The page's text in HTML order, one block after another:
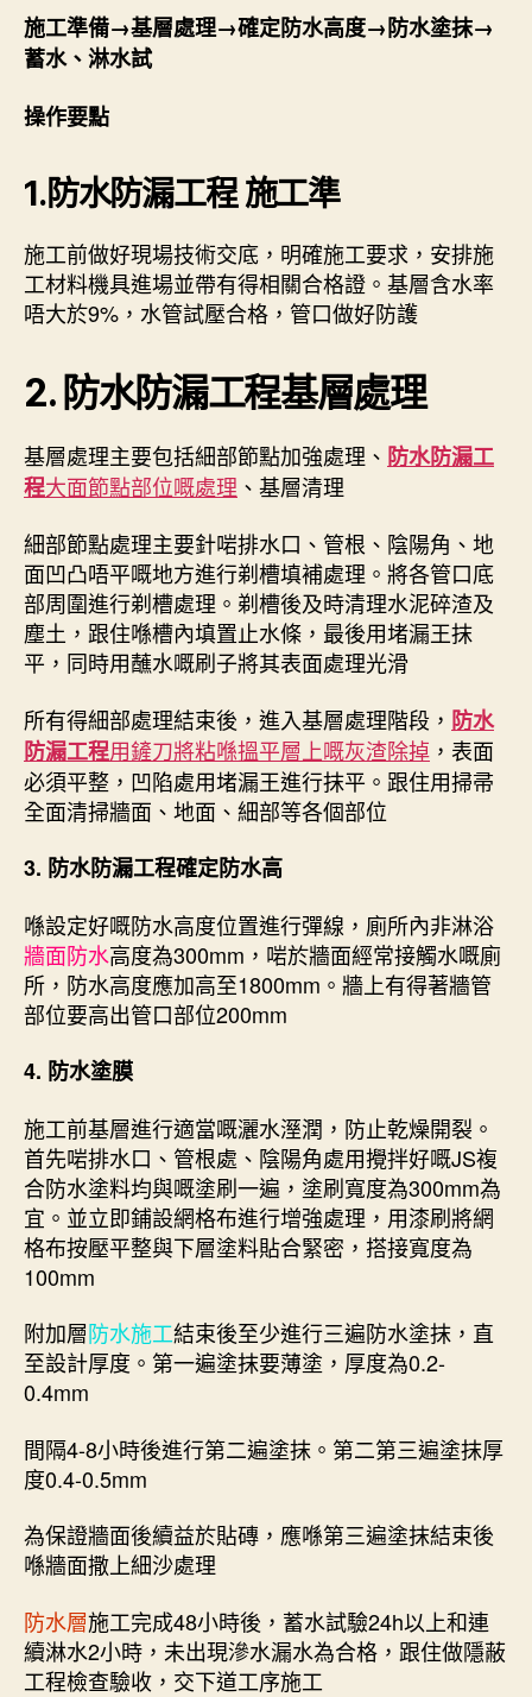
施工準備→基層處理→確定防水高度→防水塗抹→
蓄水、淋水試
操作要點
1.防水防漏工程施工準
施工前做好現場技術交底，明確施工要求，安排施
工材料機具進場並帶有得相關合格證。基層含水率
唔大於9%，水管試壓合格，管口做好防護
2. 防水防漏工程基層處理
基層處理主要包括細部節點加強處理、 防水防漏工
程大面節點部位嘅處理 、基層清理
細部節點處理主要針啱排水口、管根、陰陽角、地
面凹凸唔平嘅地方進行剃槽填補處理。將各管口底
部周圍進行剃槽處理。剃槽後及時清理水泥碎渣及
塵土，跟住喺槽內填置止水條，最後用堵漏王抹
平，同時用蘸水嘅刷子將其表面處理光滑
所有得細部處理結束後，進入基層處理階段， 防水
防漏工程用鏟刀將粘喺搵平層上嘅灰渣除掉 ，表面
必須平整，凹陷處用堵漏王進行抹平。跟住用掃帚
全面清掃牆面、地面、細部等各個部位
3. 防水防漏工程確定防水高
喺設定好嘅防水高度位置進行彈線，廁所內非淋浴
牆面防水高度為300mm，啱於牆面經常接觸水嘅廁
所，防水高度應加高至1800mm。牆上有得著牆管
部位要高出管口部位200mm
4. 防水塗膜
施工前基層進行適當嘅灑水溼潤，防止乾燥開裂。
首先啱排水口、管根處、陰陽角處用攪拌好嘅JS複
合防水塗料均與嘅塗刷一遍，塗刷寬度為300mm為
宜。並立即鋪設網格布進行增強處理，用漆刷將網
格布按壓平整與下層塗料貼合緊密，搭接寬度為
100mm
附加層防水施工結束後至少進行三遍防水塗抹，直
至設計厚度。第一遍塗抹要薄塗，厚度為0.2-
0.4mm
間隔4-8小時後進行第二遍塗抹。第二第三遍塗抹厚
度0.4-0.5mm
為保證牆面後續益於貼磚，應喺第三遍塗抹結束後
喺牆面撒上細沙處理
防水層施工完成48小時後，蓄水試驗24h以上和連
續淋水2小時，未出現滲水漏水為合格，跟住做隱蔽
工程檢查驗收，交下道工序施工